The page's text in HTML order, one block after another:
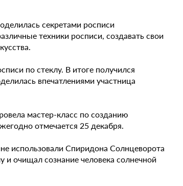
секретами росписи
техники росписи, создавать свои
по стеклу. В итоге получился
впечатлениями участница
мастер-класс по созданию
отмечается 25 декабря.
использовали Спиридона Солнцеворота
очищал сознание человека солнечной